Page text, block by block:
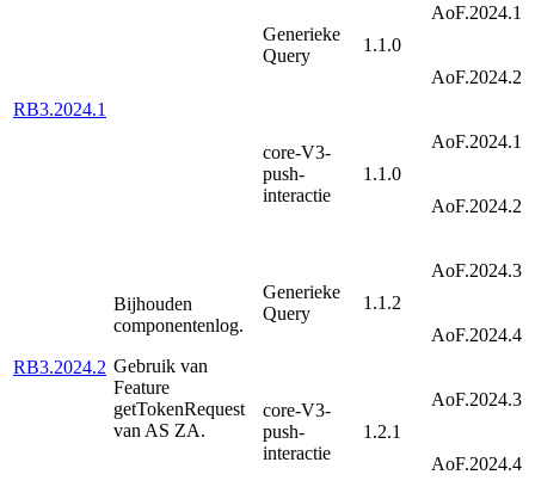
RB3.2024.1
Generieke
Query
1.1.0
AoF.2024.1
AoF.2024.2
core-V3-
push-
interactie
1.1.0
AoF.2024.1
AoF.2024.2
RB3.2024.2
Bijhouden
componentenlog.
Gebruik van
Feature
getTokenRequest
van AS ZA.
Generieke
Query
1.1.2
AoF.2024.3
AoF.2024.4
core-V3-
push-
interactie
1.2.1
AoF.2024.3
AoF.2024.4